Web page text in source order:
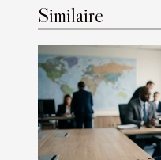
Similaire